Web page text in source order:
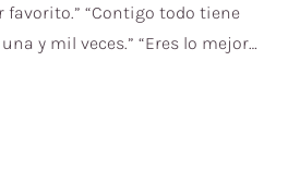
favorito.” “Contigo todo tiene
y mil veces.” “Eres lo mejor…